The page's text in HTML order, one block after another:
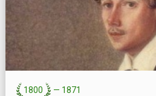
1800 — 1871